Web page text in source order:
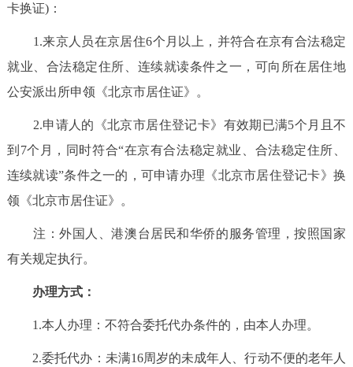
决策公开 专题公开
个人服务 法人服务 部门服务
便民服务
中介服务
政民互动
12345网上接诉即办 我要咨询 我要建议
卡换证)：
1.来京人员在京居住6个月以上，并符合在京有合法稳定
就业、合法稳定住所、连续就读条件之一，可向所在居住地
公安派出所申领《北京市居住证》。
2.申请人的《北京市居住登记卡》有效期已满5个月且不
到7个月，同时符合“在京有合法稳定就业、合法稳定住所、
连续就读”条件之一的，可申请办理《北京市居住登记卡》换
领《北京市居住证》。
注：外国人、港澳台居民和华侨的服务管理，按照国家
有关规定执行。
办理方式：
1.本人办理：不符合委托代办条件的，由本人办理。
2.委托代办：未满16周岁的未成年人、行动不便的老年人